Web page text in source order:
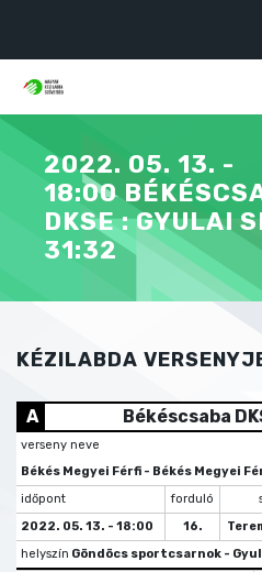
2022. 05. 13. -
18:00
DKSE : GYULAI
31:32
KÉZILABDA
A Békéscsaba
verseny neve
Békés Megyei Férfi - Békés Megyei
időpont
forduló
2022. 05. 13. - 18:00
16.
helyszín Göndöcs sportcsarnok -